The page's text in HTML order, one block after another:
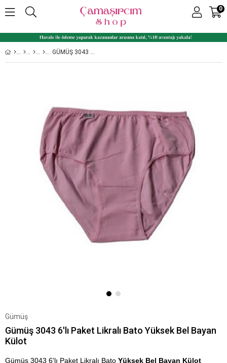
0
GÜMÜŞ 3043 6'LI PAKET LIKRALI BATO YÜKSEK BEL BAYAN KÜLOT
Gümüş
Gümüş 3043 6'lı Paket Likralı Bato Yüksek Bel Bayan
Külot
Gümüş 3043 6'lı Paket Likralı Bato Yüksek Bel Bayan Külot